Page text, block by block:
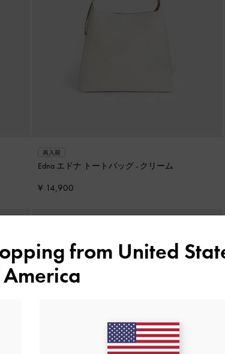
再入荷
Edna エドナ トートバッグ - クリーム
¥ 14,900
from United